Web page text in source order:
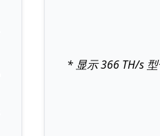
* 显示 366 TH/s